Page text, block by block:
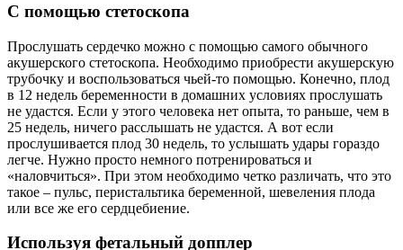
С помощью стетоскопа
Прослушать сердечко можно с помощью самого обычного
акушерского стетоскопа. Необходимо приобрести акушерскую
трубочку и воспользоваться чьей-то помощью. Конечно, плод
в 12 недель беременности в домашних условиях прослушать
не удастся. Если у этого человека нет опыта, то раньше, чем в
25 недель, ничего расслышать не удастся. А вот если
прослушивается плод 30 недель, то услышать удары гораздо
легче. Нужно просто немного потренироваться и
«наловчиться». При этом необходимо четко различать, что это
такое – пульс, перистальтика беременной, шевеления плода
или все же его сердцебиение.
Используя фетальный допплер